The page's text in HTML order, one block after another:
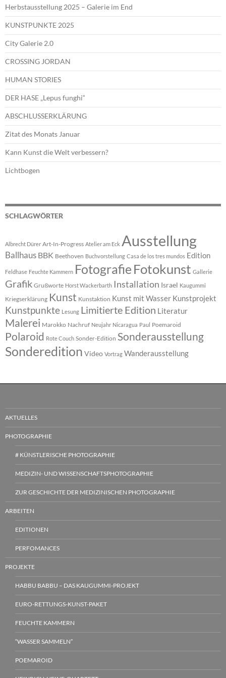
Herbstausstellung 2025 – Galerie im End
KUNSTPUNKTE 2025
City Galerie 2.0
CROSSING JORDAN
HUMAN STORIES
DER HASE „Lepus funghi“
ABSCHLUSSERKLÄRUNG
Zitat des Monats Januar
Kann Kunst die Welt verbessern?
Lichtbogen
SCHLAGWÖRTER
Albrecht Dürer Art-In-Progress Atelier am Eck Ausstellung
Ballhaus BBK Beethoven Buchvorstellung Casa de los tres mundos Edition
Feldhase Feuchte Kammern Fotografie Fotokunst Gallerie
Grafik Grußworte Horst Wackerbarth Installation Israel Kaugummi
Kriegserklärung Kunst Kunstaktion Kunst mit Wasser Kunstprojekt
Kunstpunkte Lesung Limitierte Edition Literatur
Malerei Marokko Nachruf Neujahr Nicaragua Paul Poemaroid
Polaroid Rote Couch Sonder-Edition Sonderausstellung
Sonderedition Video Vortrag Wanderausstellung
AKTUELLES
PHOTOGRAPHIE
# KÜNSTLERISCHE PHOTOGRAPHIE
MEDIZIN- UND WISSENSCHAFTSPHOTOGRAPHIE
ZUR GESCHICHTE DER MEDIZINISCHEN PHOTOGRAPHIE
ARBEITEN
EDITIONEN
PERFOMANCES
PROJEKTE
HABBU BABBU – DAS KAUGUMMI-PROJEKT
EURO-RETTUNGS-KUNST-PAKET
FEUCHTE KAMMERN
“WASSER SAMMELN”
POEMAROID